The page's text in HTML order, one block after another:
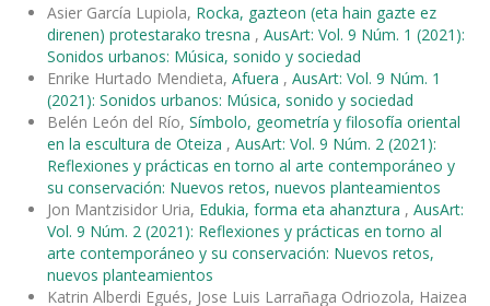
Asier García Lupiola, Rocka, gazteon (eta hain gazte ez
direnen) protestarako tresna , AusArt: Vol. 9 Núm. 1 (2021):
Sonidos urbanos: Música, sonido y sociedad
Enrike Hurtado Mendieta, Afuera , AusArt: Vol. 9 Núm. 1
(2021): Sonidos urbanos: Música, sonido y sociedad
Belén León del Río, Símbolo, geometría y filosofía oriental
en la escultura de Oteiza , AusArt: Vol. 9 Núm. 2 (2021):
Reflexiones y prácticas en torno al arte contemporáneo y
su conservación: Nuevos retos, nuevos planteamientos
Jon Mantzisidor Uria, Edukia, forma eta ahanztura , AusArt:
Vol. 9 Núm. 2 (2021): Reflexiones y prácticas en torno al
arte contemporáneo y su conservación: Nuevos retos,
nuevos planteamientos
Katrin Alberdi Egués, Jose Luis Larrañaga Odriozola, Haizea